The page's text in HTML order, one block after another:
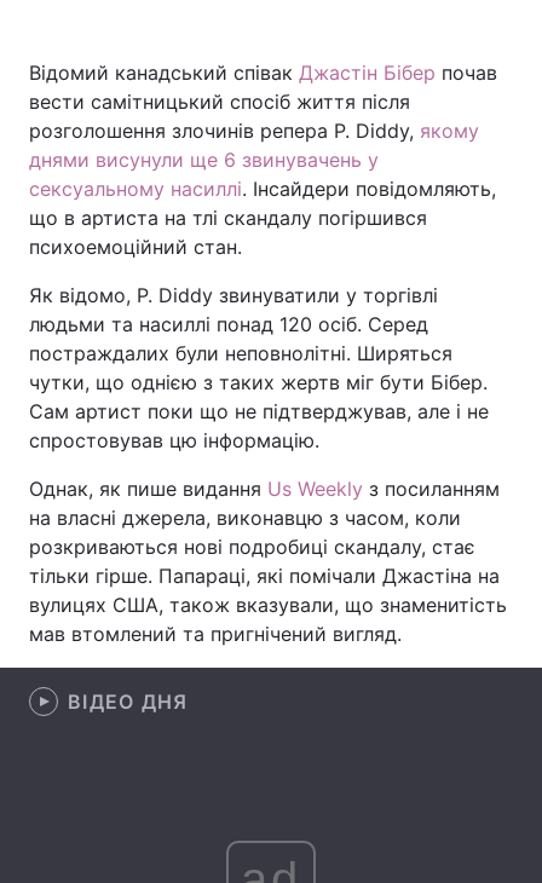
Головна Війна
Політика
Економіка Світ
Спорт
Техно і зв'язок Лайт
Зброя Інциденти
Здоров'я Туризм
Екологія Регіони
Лонгріди
Відео з Youtube Статті
Інтерв'ю
Відомий канадський співак Джастін Бібер почав
вести самітницький спосіб життя після
розголошення злочинів репера P. Diddy, якому
днями висунули ще 6 звинувачень у
сексуальному насиллі. Інсайдери повідомляють,
що в артиста на тлі скандалу погіршився
психоемоційний стан.
Як відомо, P. Diddy звинуватили у торгівлі
людьми та насиллі понад 120 осіб. Серед
постраждалих були неповнолітні. Ширяться
чутки, що однією з таких жертв міг бути Бібер.
Сам артист поки що не підтверджував, але і не
спростовував цю інформацію.
Однак, як пише видання Us Weekly з посиланням
на власні джерела, виконавцю з часом, коли
розкриваються нові подробиці скандалу, стає
тільки гірше. Папараці, які помічали Джастіна на
вулицях США, також вказували, що знаменитість
мав втомлений та пригнічений вигляд.
ВІДЕО ДНЯ